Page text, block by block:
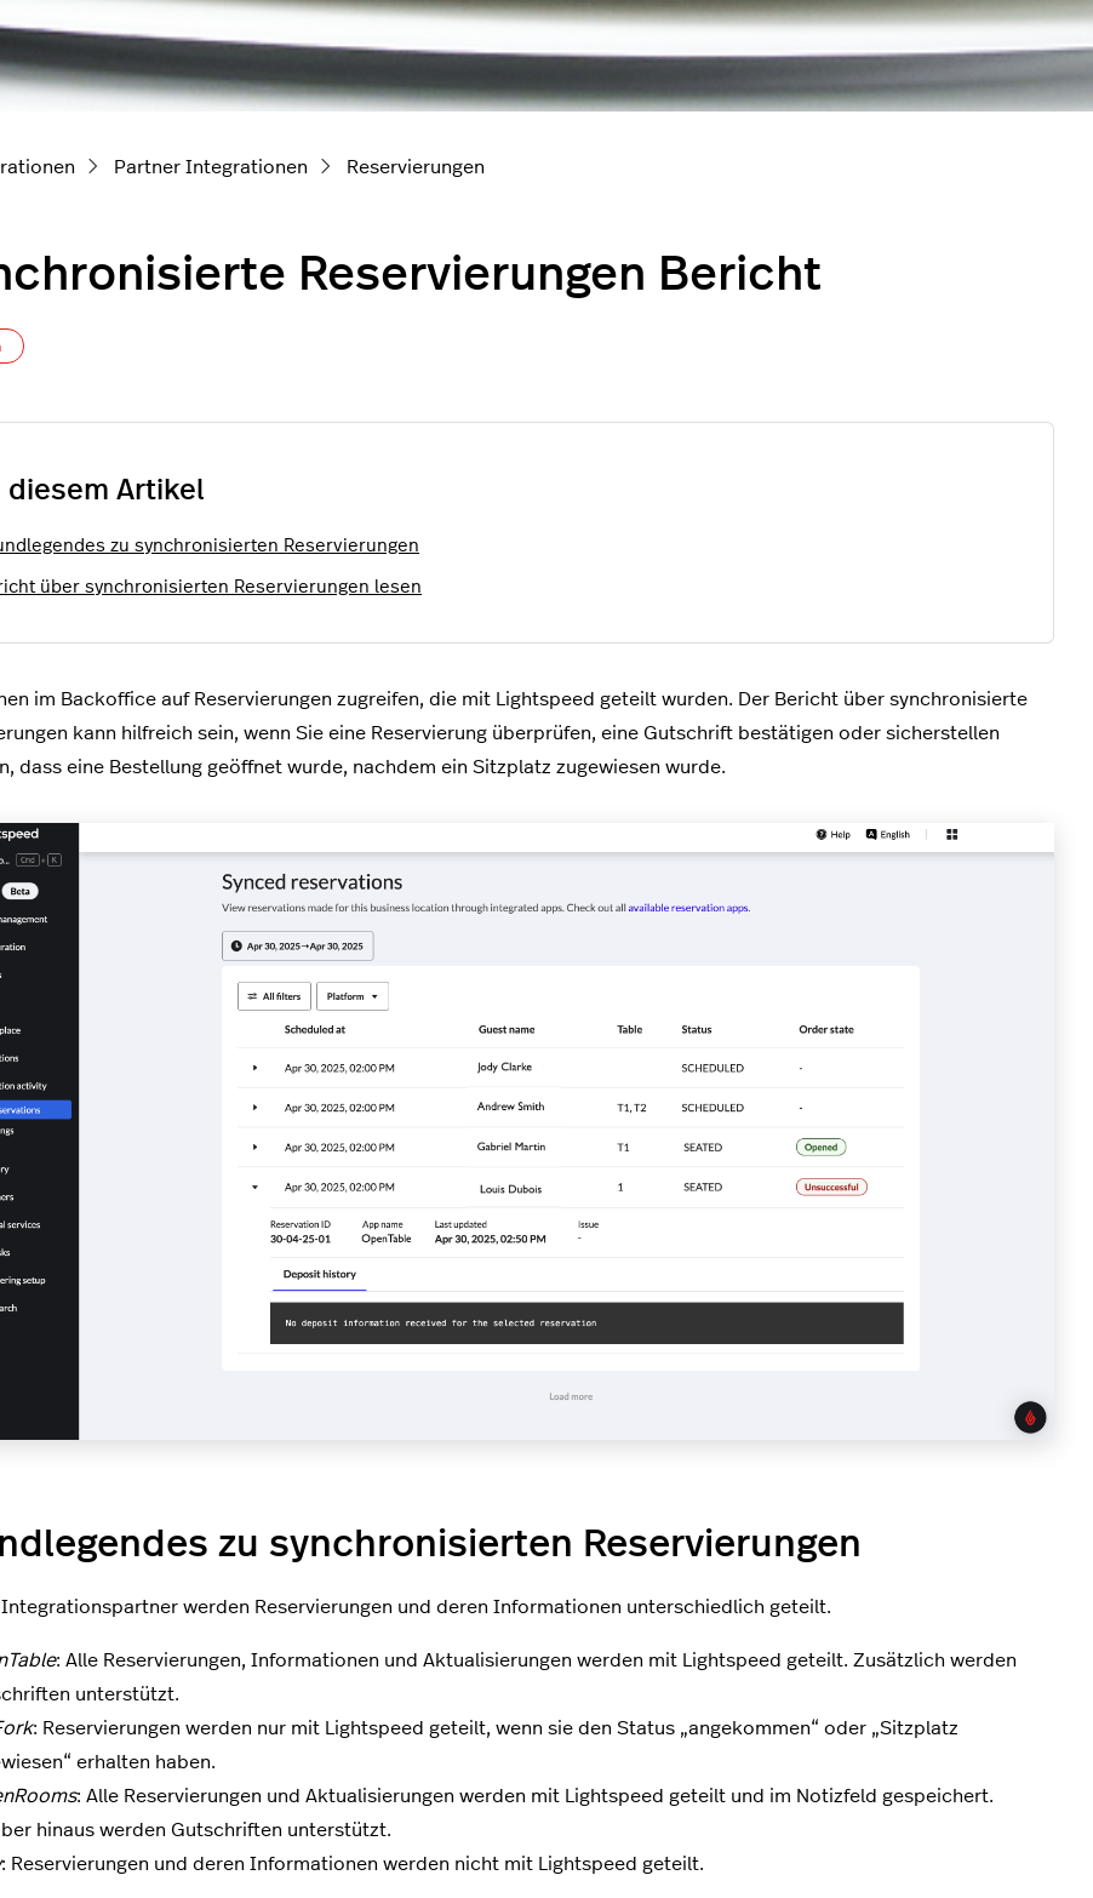
Partner Integrationen Reservierungen
Reservierungen Bericht
diesem Artikel
zu synchronisierten Reservierungen
über synchronisierten Reservierungen lesen
im Backoffice auf Reservierungen zugreifen, die mit Lightspeed geteilt wurden. Der Bericht über synchronisierte
kann hilfreich sein, wenn Sie eine Reservierung überprüfen, eine Gutschrift bestätigen oder sicherstellen
dass eine Bestellung geöffnet wurde, nachdem ein Sitzplatz zugewiesen wurde.
zu synchronisierten Reservierungen
Integrationspartner werden Reservierungen und deren Informationen unterschiedlich geteilt.
: Alle Reservierungen, Informationen und Aktualisierungen werden mit Lightspeed geteilt. Zusätzlich werden
unterstützt.
: Reservierungen werden nur mit Lightspeed geteilt, wenn sie den Status „angekommen“ oder „Sitzplatz
erhalten haben.
: Alle Reservierungen und Aktualisierungen werden mit Lightspeed geteilt und im Notizfeld gespeichert.
hinaus werden Gutschriften unterstützt.
: Reservierungen und deren Informationen werden nicht mit Lightspeed geteilt.